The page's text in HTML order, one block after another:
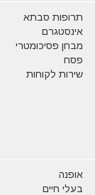
תרופות סבתא
אינסטגרם
מבחן פסיכומטרי
פסח
שירות לקוחות
אופנה
בעלי חיים